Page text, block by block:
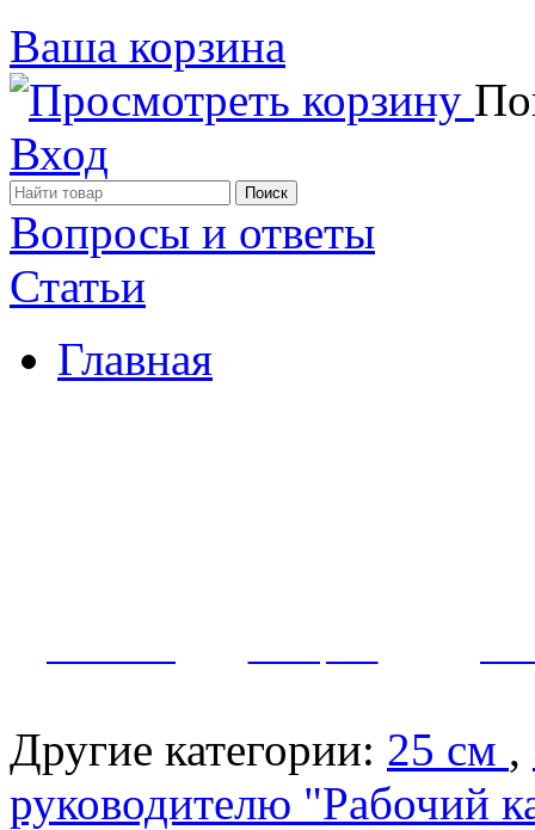
Ваша корзина
Вход
Вопросы и ответы
Статьи
Главная
Другие категории: 25 см ,
руководителю "Рабочий